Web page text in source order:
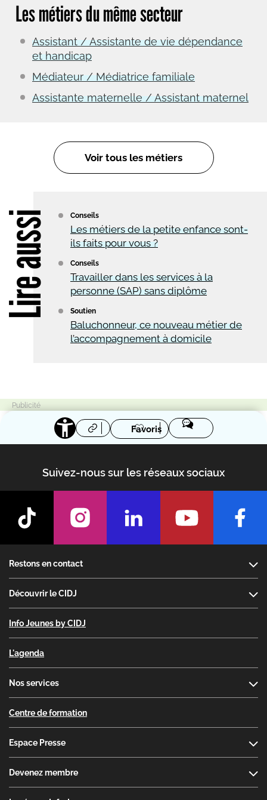
Les métiers du même secteur
Assistant / Assistante de vie dépendance
et handicap
Médiateur / Médiatrice familiale
Assistante maternelle / Assistant maternel
Voir tous les métiers
Conseils
Les métiers de la petite enfance sont-
ils faits pour vous ?
Conseils
Travailler dans les services à la
personne (SAP) sans diplôme
Soutien
Baluchonneur, ce nouveau métier de
l’accompagnement à domicile
Favoris
Suivez-nous sur les réseaux sociaux
Restons en contact
Découvrir le CIDJ
Info Jeunes by CIDJ
L'agenda
Nos services
Centre de formation
Espace Presse
Devenez membre